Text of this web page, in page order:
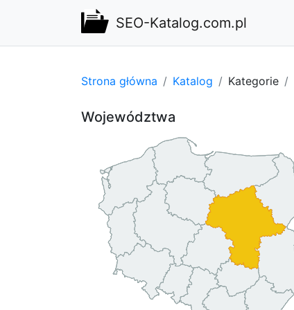
SEO-Katalog.com.pl
Strona główna Katalog Kategorie
Województwa